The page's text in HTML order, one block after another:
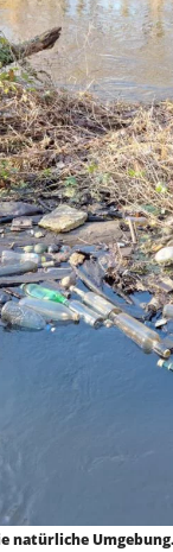
natürliche Umgebung.